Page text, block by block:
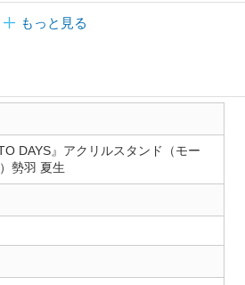
もっと見る
DAYS』アクリルスタンド（モー
勢羽 夏生